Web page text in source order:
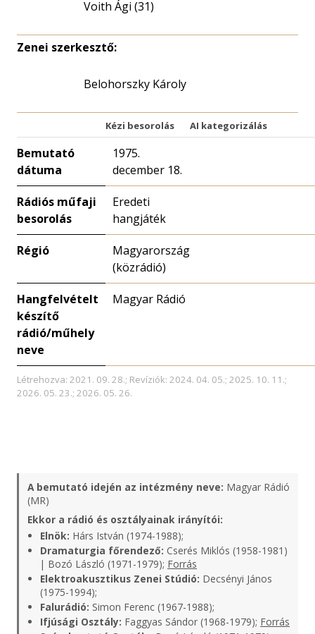
Voith Ági (31)
Zenei szerkesztő:
Belohorszky Károly
Kézi besorolás AI kategorizálás
Bemutató
dátuma
1975.
december 18.
Rádiós műfaji
besorolás
Eredeti
hangjáték
Régió
Magyarország
(közrádió)
Hangfelvételt
készítő
rádió/műhely
neve
Magyar Rádió
Létrehozva: 2021. 09. 28.; Revíziók: 2024. 04. 05.; 2025. 10. 11.;
2026. 05. 23.; 2026. 05. 26.
A bemutató idején az intézmény neve: Magyar Rádió
(MR)
Ekkor a rádió és osztályainak irányítói:
Elnök: Hárs István (1974-1988);
Dramaturgia főrendező: Cserés Miklós (1958-1981)
| Bozó László (1971-1979); Forrás
Elektroakusztikus Zenei Stúdió: Decsényi János
(1975-1994);
Falurádió: Simon Ferenc (1967-1988);
Ifjúsági Osztály: Faggyas Sándor (1968-1979); Forrás